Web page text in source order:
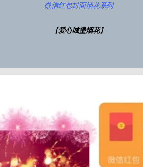
微信红包封面烟花系列
【爱心城堡烟花】